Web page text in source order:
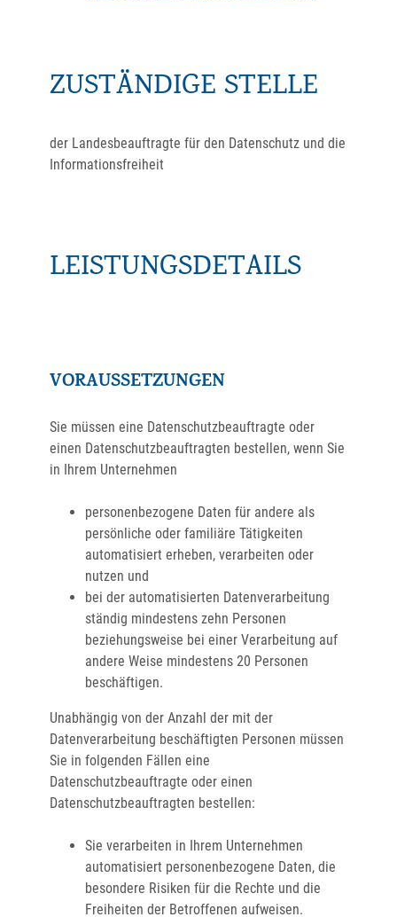
ZUSTÄNDIGE STELLE
der Landesbeauftragte für den Datenschutz und die
Informationsfreiheit
LEISTUNGSDETAILS
VORAUSSETZUNGEN
Sie müssen eine Datenschutzbeauftragte oder
einen Datenschutzbeauftragten bestellen, wenn Sie
in Ihrem Unternehmen
personenbezogene Daten für andere als
persönliche oder familiäre Tätigkeiten
automatisiert erheben, verarbeiten oder
nutzen und
bei der automatisierten Datenverarbeitung
ständig mindestens zehn Personen
beziehungsweise bei einer Verarbeitung auf
andere Weise mindestens 20 Personen
beschäftigen.
Unabhängig von der Anzahl der mit der
Datenverarbeitung beschäftigten Personen müssen
Sie in folgenden Fällen eine
Datenschutzbeauftragte oder einen
Datenschutzbeauftragten bestellen:
Sie verarbeiten in Ihrem Unternehmen
automatisiert personenbezogene Daten, die
besondere Risiken für die Rechte und die
Freiheiten der Betroffenen aufweisen.